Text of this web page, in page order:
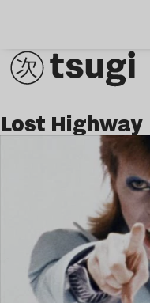
Indie
Lost Highway